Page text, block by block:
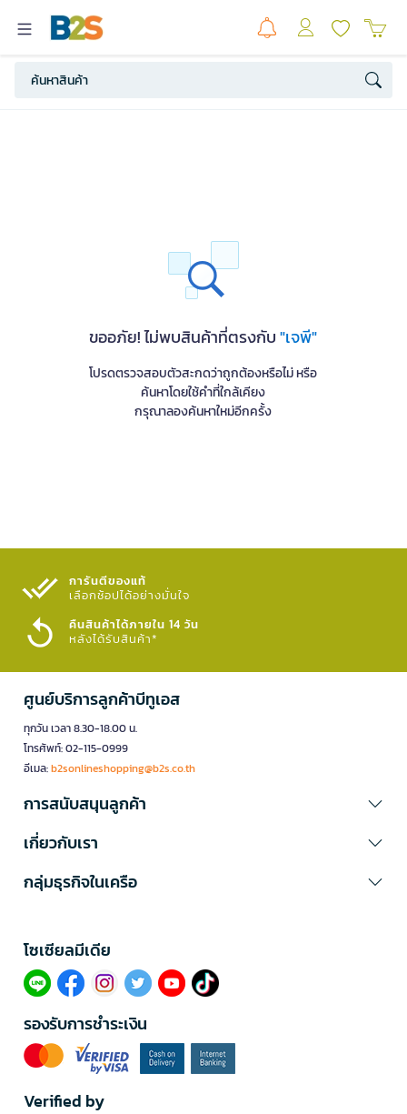
ขออภัย! ไม่พบสินค้าที่ตรงกับ"เจพี"
โปรดตรวจสอบตัวสะกดว่าถูกต้องหรือไม่ หรือ
ค้นหาโดยใช้คำที่ใกล้เคียง
กรุณาลองค้นหาใหม่อีกครั้ง
การันตีของแท้
เลือกช้อปได้อย่างมั่นใจ​
คืนสินค้าได้ภายใน 14 วัน
หลังได้รับสินค้า*
ศูนย์บริการลูกค้าบีทูเอส
ทุกวัน เวลา 8.30-18.00 น.
โทรศัพท์: 02-115-0999
อีเมล:b2sonlineshopping@b2s.co.th
การสนับสนุนลูกค้า
เกี่ยวกับเรา
กลุ่มธุรกิจในเครือ
โซเซียลมีเดีย​
รองรับการชำระเงิน
Verified by